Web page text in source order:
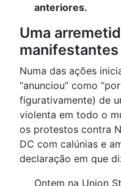
anteriores.
Uma
Numa das ações
“anunciou” como
figurativamente) de
violenta em todo o
os protestos contra
DC com calúnias e
declaração em que
Ontem na Union